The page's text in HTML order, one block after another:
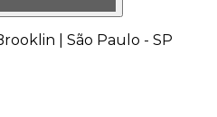
| São Paulo - SP